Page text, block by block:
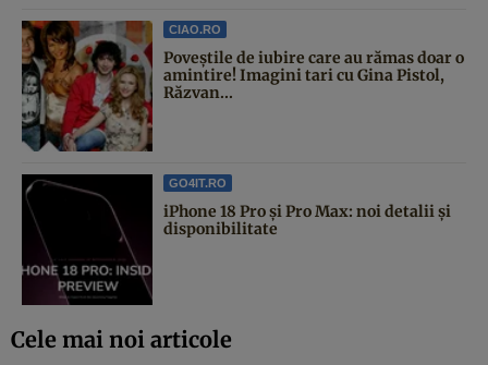
CIAO.RO
Poveştile de iubire care au rămas doar o
amintire! Imagini tari cu Gina Pistol,
Răzvan...
GO4IT.RO
iPhone 18 Pro și Pro Max: noi detalii și
disponibilitate
Cele mai noi articole